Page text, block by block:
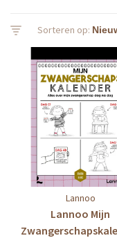
Sorteren op:
Lannoo
Lannoo Mijn